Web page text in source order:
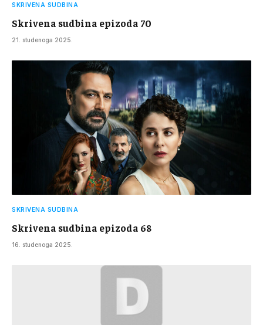
SKRIVENA SUDBINA
Skrivena sudbina epizoda 70
21. studenoga 2025.
SKRIVENA SUDBINA
Skrivena sudbina epizoda 68
16. studenoga 2025.